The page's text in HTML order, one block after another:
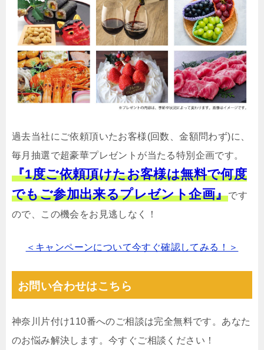
過去当社にご依頼頂いたお客様(回数、金額問わず)に、
毎月抽選で超豪華プレゼントが当たる特別企画です。
『1度ご依頼頂けたお客様は無料で何度
でもご参加出来るプレゼント企画』です
ので、この機会をお見逃しなく！
＜キャンペーンについて今すぐ確認してみる！＞
お問い合わせはこちら
神奈川片付け110番へのご相談は完全無料です。あなた
のお悩み解決します。今すぐご相談ください！